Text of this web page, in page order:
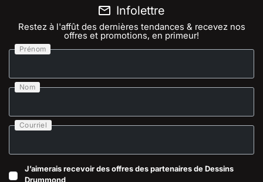
Infolettre
Restez à l'affût des dernières tendances & recevez nos
offres et promotions, en primeur!
Prénom
Nom
Courriel
J’aimerais recevoir des offres des partenaires de Dessins
Drummond